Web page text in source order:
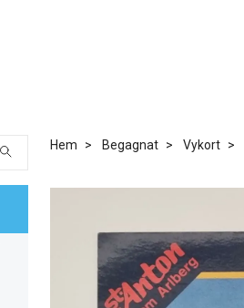
Hem Begagnat Vykort